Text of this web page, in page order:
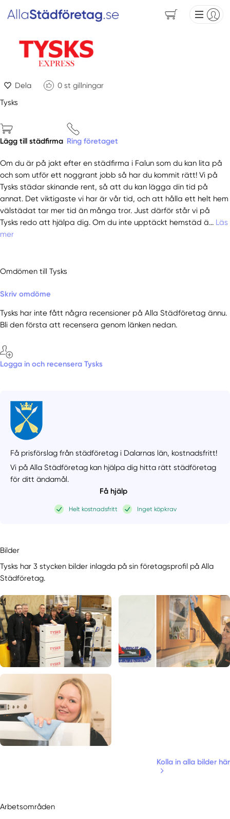
Dela 0 st gillningar
Tysks
Lägg till städfirma Ring företaget
Om du är på jakt efter en städfirma i Falun som du kan lita på
och som utför ett noggrant jobb så har du kommit rätt! Vi på
Tysks städar skinande rent, så att du kan lägga din tid på
annat. Det viktigaste vi har är vår tid, och att hålla ett helt hem
välstädat tar mer tid än många tror. Just därför står vi på
Tysks redo att hjälpa dig. Om du inte upptäckt hemstäd ä... Läs
mer
Omdömen till Tysks
Skriv omdöme
Tysks har inte fått några recensioner på Alla Städföretag ännu.
Bli den första att recensera genom länken nedan.
Logga in och recensera Tysks
Få prisförslag från städföretag i Dalarnas län, kostnadsfritt!
Vi på Alla Städföretag kan hjälpa dig hitta rätt städföretag
för ditt ändamål.
Få hjälp
Helt kostnadsfritt Inget köpkrav
Bilder
Tysks har 3 stycken bilder inlagda på sin företagsprofil på Alla
Städföretag.
Kolla in alla bilder här
Arbetsområden